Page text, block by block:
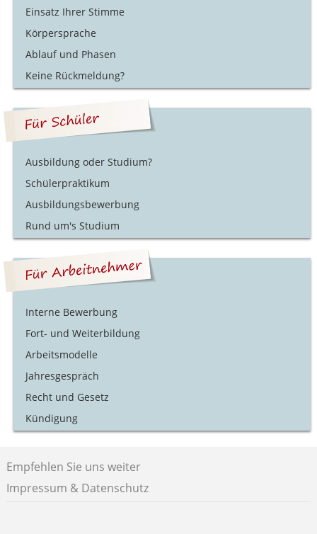
Einsatz Ihrer Stimme
Körpersprache
Ablauf und Phasen
Keine Rückmeldung?
Ausbildung oder Studium?
Schülerpraktikum
Ausbildungsbewerbung
Rund um's Studium
Interne Bewerbung
Fort- und Weiterbildung
Arbeitsmodelle
Jahresgespräch
Recht und Gesetz
Kündigung
Empfehlen Sie uns weiter
Impressum & Datenschutz